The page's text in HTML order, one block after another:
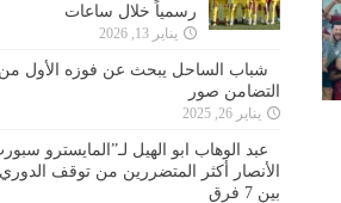
رسمياً خلال ساعات
يناير 13, 2026
شباب الساحل يبحث عن فوزه الأول من
التضامن صور
يناير 26, 2025
عبد الوهاب ابو الهيل لـ”المايسترو
الأنصار أكثر المتضررين من توقف
بين 7 فرق